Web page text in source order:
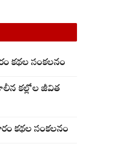
కథల సంకలనం
కల్లోల జీవిత
కథల సంకలనం